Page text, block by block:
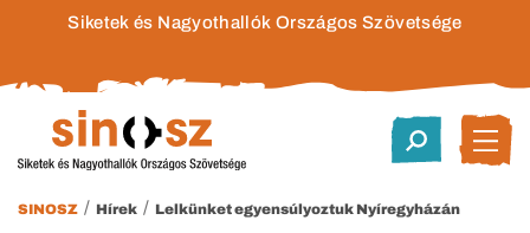
Siketek és Nagyothallók Országos Szövetsége
SINOSZ / Hírek / Lelkünket egyensúlyoztuk Nyíregyházán